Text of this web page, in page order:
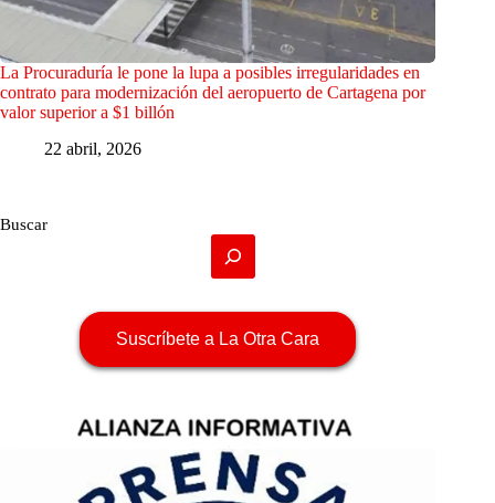
La Procuraduría le pone la lupa a posibles irregularidades en
contrato para modernización del aeropuerto de Cartagena por
valor superior a $1 billón
22 abril, 2026
Buscar
Suscríbete a La Otra Cara